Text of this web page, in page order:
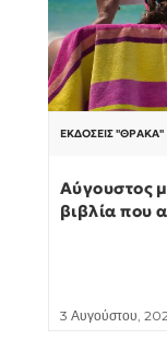
ΕΚΔΌΣΕΙΣ "ΘΡΆΚΑ"
Αύγουστος
βιβλία που
3 Αυγούστου,